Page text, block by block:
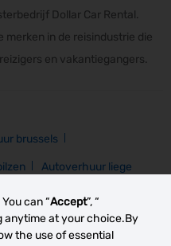
can “Accept”, “
anytime at your choice.By
the use of essential
Dollar Car Rental.
merken in de reisindustrie die
en vakantiegangers.
brussels
Autoverhuur liege
antwerp airport